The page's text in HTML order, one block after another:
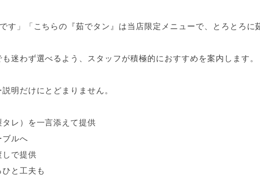
す」「こちらの『茹でタン』は当店限定メニューで、とろとろに
わず選べるよう、スタッフが積極的におすすめを案内します。
明だけにとどまりません。
レ）を一言添えて提供
ブルへ
しで提供
と工夫も